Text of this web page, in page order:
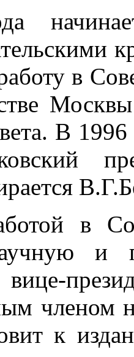
в
В
в
и
членом
к